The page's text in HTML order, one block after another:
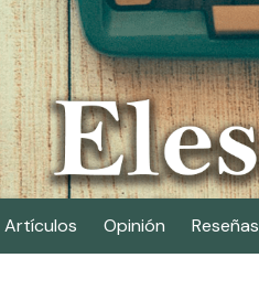
Artículos Opinión Reseñas